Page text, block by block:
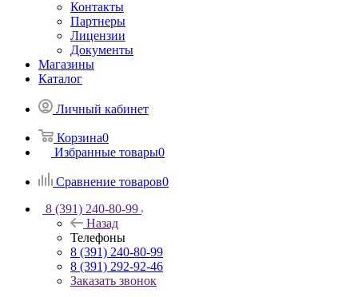
Контакты
Партнеры
Лицензии
Документы
Магазины
Каталог
Личный кабинет
Корзина0
Избранные товары0
Сравнение товаров0
8 (391) 240-80-99
Назад
Телефоны
8 (391) 240-80-99
8 (391) 292-92-46
Заказать звонок